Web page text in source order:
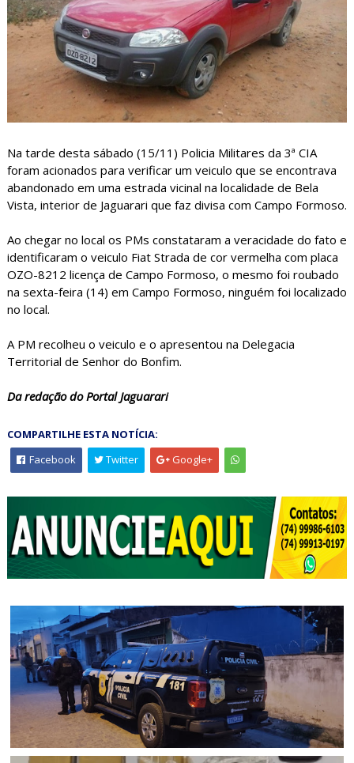
Na tarde desta sábado (15/11) Policia Militares da 3ª CIA
foram acionados para verificar um veiculo que se encontrava
abandonado em uma estrada vicinal na localidade de Bela
Vista, interior de Jaguarari que faz divisa com Campo Formoso.
Ao chegar no local os PMs constataram a veracidade do fato e
identificaram o veiculo Fiat Strada de cor vermelha com placa
OZO-8212 licença de Campo Formoso, o mesmo foi roubado
na sexta-feira (14) em Campo Formoso, ninguém foi localizado
no local.
A PM recolheu o veiculo e o apresentou na Delegacia
Territorial de Senhor do Bonfim.
Da redação do Portal Jaguarari
COMPARTILHE ESTA NOTÍCIA:
Facebook
Twitter Google+